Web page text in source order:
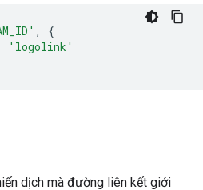
,
{
'logolink'
dịch mà đường liên kết giới